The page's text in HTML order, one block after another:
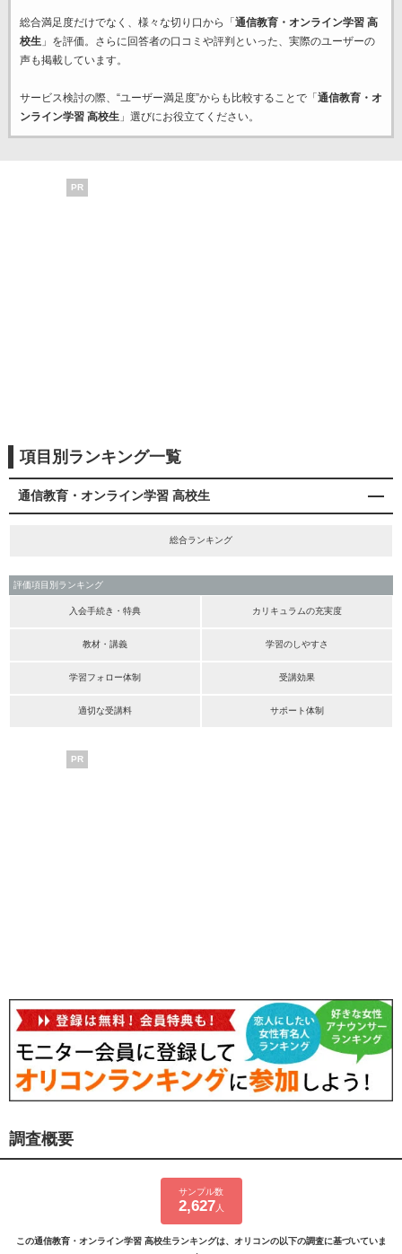
総合満足度だけでなく、様々な切り口から「 通信教育・オンライン学習 高
校生」を評価。さらに回答者の口コミや評判といった、実際のユーザーの
声も掲載しています。
サービス検討の際、“ユーザー満足度”からも比較することで「 通信教育・オ
ンライン学習 高校生」選びにお役立てください。
PR
項目別ランキング一覧
通信教育・オンライン学習 高校生
総合ランキング
評価項目別ランキング
入会手続き・特典 カリキュラムの充実度
教材・講義 学習のしやすさ
学習フォロー体制 受講効果
適切な受講料 サポート体制
PR
調査概要
サンプル数
2,627 人
この通信教育・オンライン学習 高校生ランキングは、オリコンの以下の調査に基づいていま